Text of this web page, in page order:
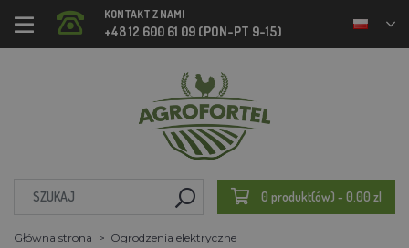
KONTAKT Z NAMI
+48 12 600 61 09 (PON-PT 9-15)
0 produkt(ów) - 0.00 zl
Główna strona
Ogrodzenia elektryczne